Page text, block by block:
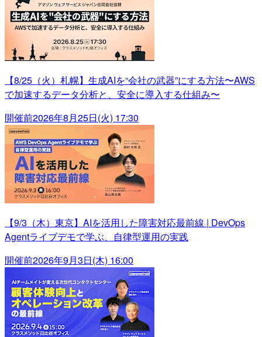
【8/25（火）札幌】生成AIを“会社の武器”にする方法〜AWS
で加速するデータ分析と、安全に導入する仕組み〜
開催前2026年8月25日(火) 17:30
【9/3（木）東京】AIを活用した障害対応最前線 | DevOps
Agentライブデモで学ぶ、自律型運用の実践
開催前2026年9月3日(木) 16:00